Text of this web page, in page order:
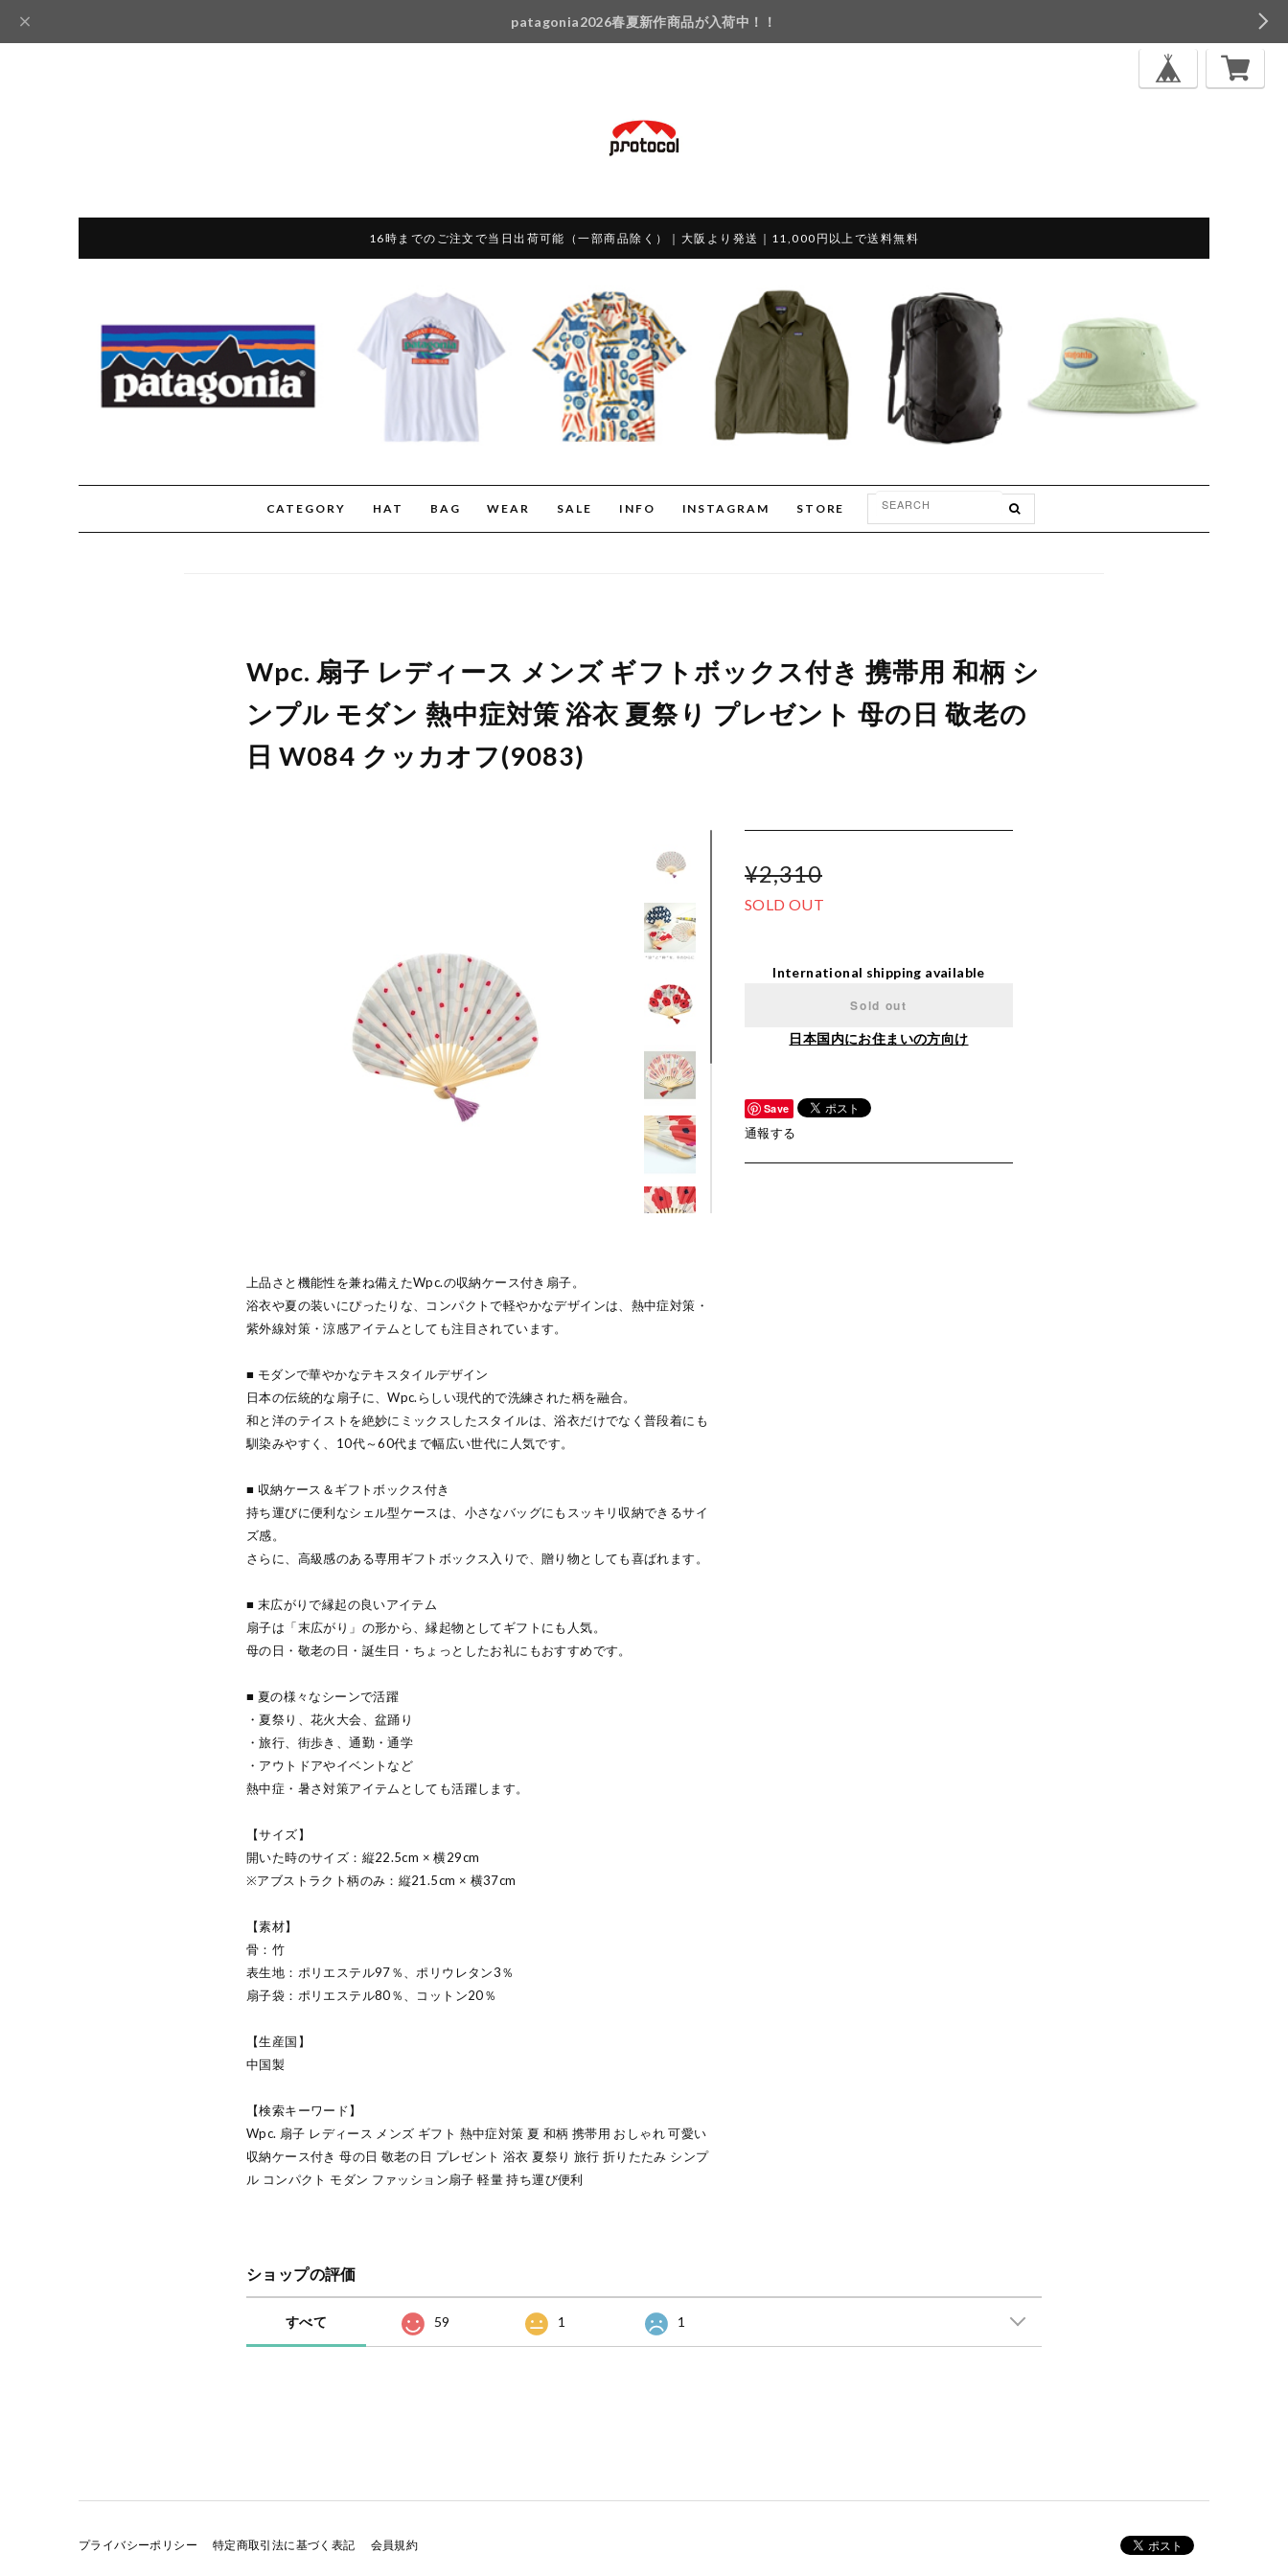
patagonia2026春夏新作商品が入荷中！！
16時までのご注文で当日出荷可能（一部商品除く）｜大阪より発送｜11,000円以上で送料無料
CATEGORY HAT BAG WEAR SALE INFO INSTAGRAM STORE
Wpc. 扇子 レディース メンズ ギフトボックス付き 携帯用 和柄 シ
ンプル モダン 熱中症対策 浴衣 夏祭り プレゼント 母の日 敬老の
日 W084 クッカオフ(9083)
上品さと機能性を兼ね備えたWpc.の収納ケース付き扇子。
浴衣や夏の装いにぴったりな、コンパクトで軽やかなデザインは、熱中症対策・
紫外線対策・涼感アイテムとしても注目されています。
■ モダンで華やかなテキスタイルデザイン
日本の伝統的な扇子に、Wpc.らしい現代的で洗練された柄を融合。
和と洋のテイストを絶妙にミックスしたスタイルは、浴衣だけでなく普段着にも
馴染みやすく、10代～60代まで幅広い世代に人気です。
■ 収納ケース＆ギフトボックス付き
持ち運びに便利なシェル型ケースは、小さなバッグにもスッキリ収納できるサイ
ズ感。
さらに、高級感のある専用ギフトボックス入りで、贈り物としても喜ばれます。
■ 末広がりで縁起の良いアイテム
扇子は「末広がり」の形から、縁起物としてギフトにも人気。
母の日・敬老の日・誕生日・ちょっとしたお礼にもおすすめです。
■ 夏の様々なシーンで活躍
・夏祭り、花火大会、盆踊り
・旅行、街歩き、通勤・通学
・アウトドアやイベントなど
熱中症・暑さ対策アイテムとしても活躍します。
【サイズ】
開いた時のサイズ：縦22.5cm × 横29cm
※アブストラクト柄のみ：縦21.5cm × 横37cm
【素材】
骨：竹
表生地：ポリエステル97％、ポリウレタン3％
扇子袋：ポリエステル80％、コットン20％
【生産国】
中国製
【検索キーワード】
Wpc. 扇子 レディース メンズ ギフト 熱中症対策 夏 和柄 携帯用 おしゃれ 可愛い
収納ケース付き 母の日 敬老の日 プレゼント 浴衣 夏祭り 旅行 折りたたみ シンプ
ル コンパクト モダン ファッション扇子 軽量 持ち運び便利
¥2,310
SOLD OUT
International shipping available
Sold out
日本国内にお住まいの方向け
Save
通報する
ショップの評価
すべて 59 1 1
プライバシーポリシー 特定商取引法に基づく表記 会員規約